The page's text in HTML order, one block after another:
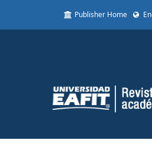
to
Content
Sidebar
Publisher Home